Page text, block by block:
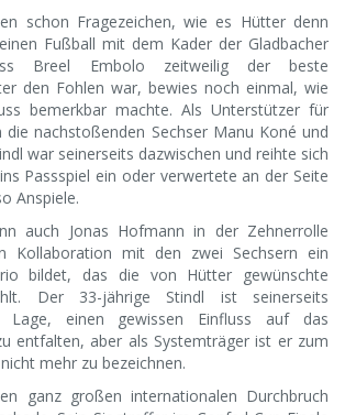
schon Fragezeichen, wie es Hütter denn
Fußball mit dem Kader der Gladbacher
Breel Embolo zeitweilig der beste
den Fohlen war, bewies noch einmal, wie
bemerkbar machte. Als Unterstützer für
die nachstoßenden Sechser Manu Koné und
war seinerseits dazwischen und reihte sich
Passspiel ein oder verwertete an der Seite
Anspiele.
auch Jonas Hofmann in der Zehnerrolle
Kollaboration mit den zwei Sechsern ein
bildet, das die von Hütter gewünschte
Der 33-jährige Stindl ist seinerseits
einen gewissen Einfluss auf das
entfalten, aber als Systemträger ist er zum
mehr zu bezeichnen.
ganz großen internationalen Durchbruch